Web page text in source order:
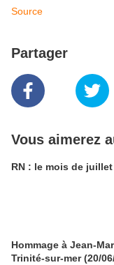
Source
Partager
Vous aimerez
RN : le mois de
Hommage à Jean-
Trinité-sur-mer (20/